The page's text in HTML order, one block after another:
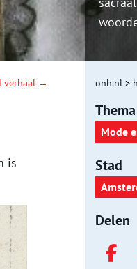
verhaal →
is
onh.nl >
Thema
Mode
Stad
Delen